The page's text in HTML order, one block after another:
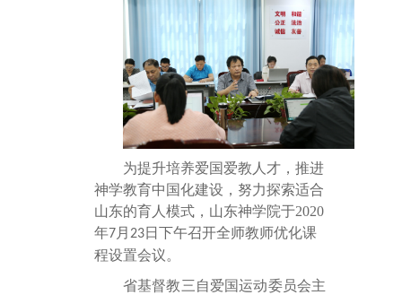
为提升培养爱国爱教人才，推进
神学教育中国化建设，努力探索适合
山东的育人模式，山东神学院于2020
年7月 23日下午召开全师教师优化课
程设置会议。
省基督教三自爱国运动委员会主